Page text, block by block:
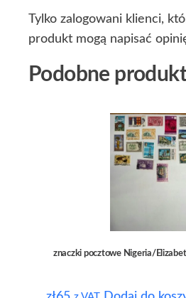
Tylko zalogowani klienci,
produkt mogą napisać
Podobne
znaczki pocztowe Nigeria/